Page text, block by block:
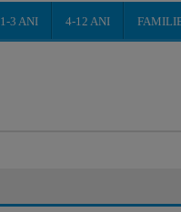
1-3 ANI 4-12 ANI